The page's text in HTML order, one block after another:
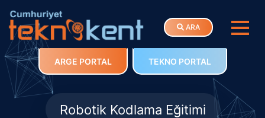
ARA
ARGE PORTAL TEKNO PORTAL
Robotik Kodlama Eğitimi